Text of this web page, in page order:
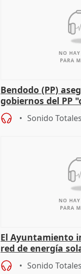
Bendodo (PP)
gobiernos del PP
sobre los
Sonido Totales
El Ayuntamiento
red de energía
autoconsumo
Sonido Totales